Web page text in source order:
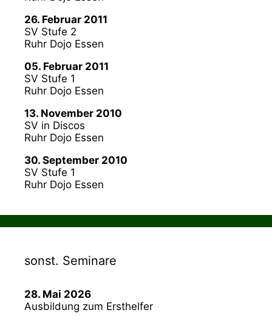
26. Februar 2011
SV Stufe 2
Ruhr Dojo Essen
05. Februar 2011
SV Stufe 1
Ruhr Dojo Essen
13. November 2010
SV in Discos
Ruhr Dojo Essen
30. September 2010
SV Stufe 1
Ruhr Dojo Essen
sonst. Seminare
28. Mai 2026
Ausbildung zum Ersthelfer